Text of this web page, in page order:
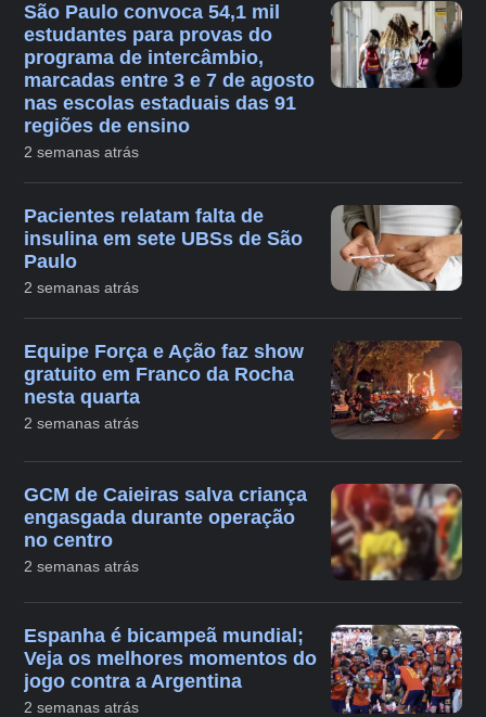
São Paulo convoca 54,1 mil
estudantes para provas do
programa de intercâmbio,
marcadas entre 3 e 7 de agosto
nas escolas estaduais das 91
regiões de ensino
2 semanas atrás
Pacientes relatam falta de
insulina em sete UBSs de São
Paulo
2 semanas atrás
Equipe Força e Ação faz show
gratuito em Franco da Rocha
nesta quarta
2 semanas atrás
GCM de Caieiras salva criança
engasgada durante operação
no centro
2 semanas atrás
Espanha é bicampeã mundial;
Veja os melhores momentos do
jogo contra a Argentina
2 semanas atrás